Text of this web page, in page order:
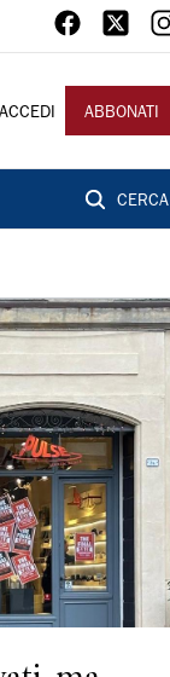
ACCEDI ABBONATI
CERCA